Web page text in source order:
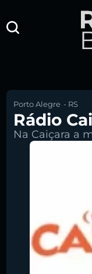
Porto Alegre - RS
Rádio
Na Caiçara a